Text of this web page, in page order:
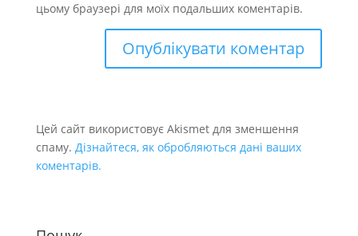
цьому браузері для моїх подальших коментарів.
Цей сайт використовує Akismet для зменшення
спаму. Дізнайтеся, як обробляються дані ваших
коментарів.